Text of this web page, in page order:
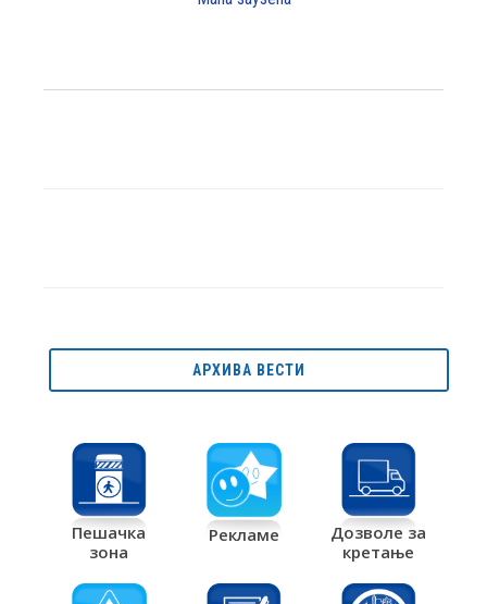
АРХИВА ВЕСТИ
Пешачка
зона
Рекламе
Дозволе за
кретање